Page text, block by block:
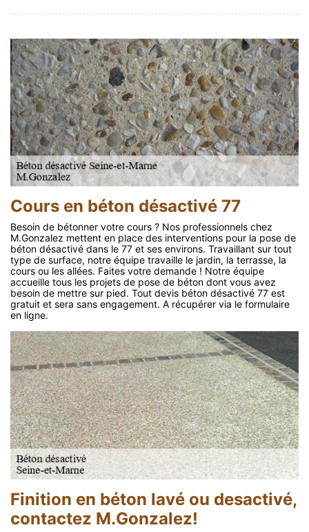
Cours en béton désactivé 77
Besoin de bétonner votre cours ? Nos professionnels chez
M.Gonzalez mettent en place des interventions pour la pose de
béton désactivé dans le 77 et ses environs. Travaillant sur tout
type de surface, notre équipe travaille le jardin, la terrasse, la
cours ou les allées. Faites votre demande ! Notre équipe
accueille tous les projets de pose de béton dont vous avez
besoin de mettre sur pied. Tout devis béton désactivé 77 est
gratuit et sera sans engagement. A récupérer via le formulaire
en ligne.
Finition en béton lavé ou desactivé,
contactez M.Gonzalez!